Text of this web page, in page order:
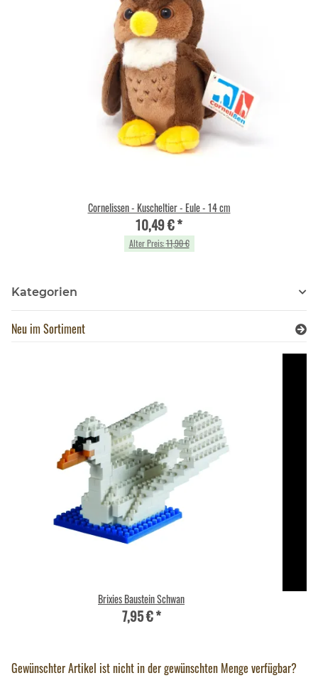
Cornelissen - Kuscheltier - Eule - 14 cm
10,49 €*
Alter Preis:11,90 €
Kategorien
Neu im Sortiment
Brixies Baustein Schwan
7,95 €*
Gewünschter Artikel ist nicht in der gewünschten Menge verfügbar?